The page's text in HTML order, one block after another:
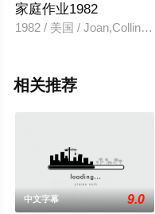
家庭作业1982
1982 / 美国 /
相关推荐
中文字幕 9.0